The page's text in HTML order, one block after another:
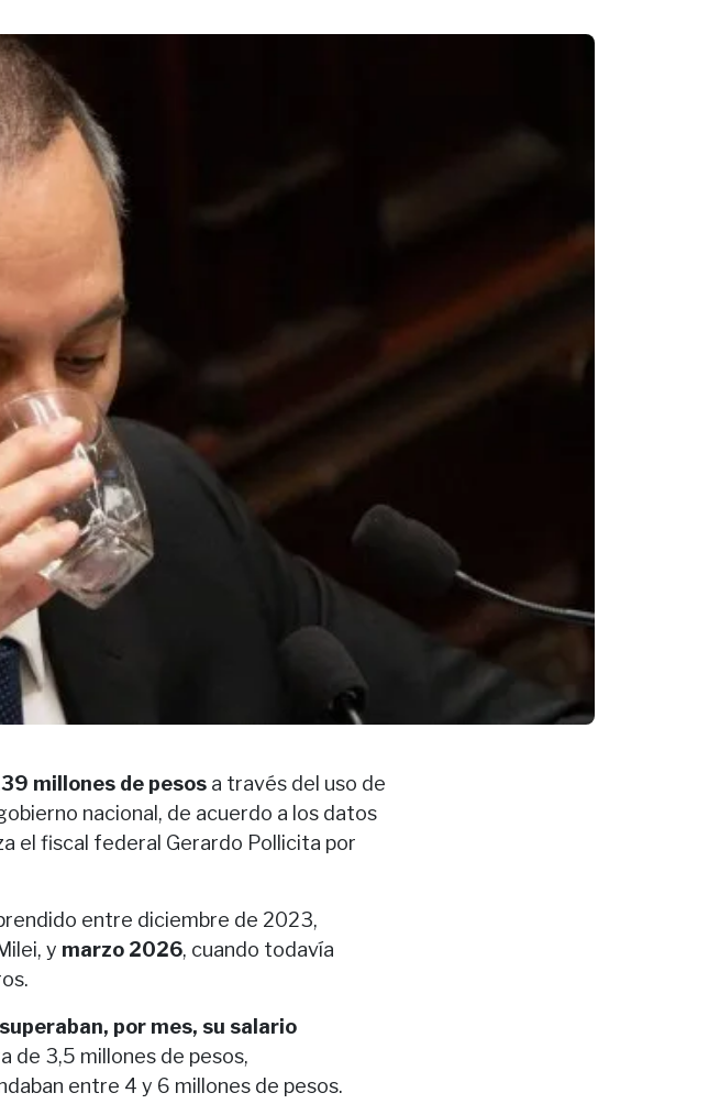
millones de pesos a través del uso de
nacional, de acuerdo a los datos
el fiscal federal Gerardo Pollicita por
entre diciembre de 2023,
y marzo 2026, cuando todavía
por mes, su salario
de 3,5 millones de pesos,
entre 4 y 6 millones de pesos.